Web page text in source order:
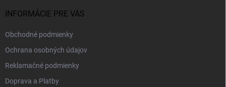
INFORMÁCIE PRE VÁS
Obchodné podmienky
Ochrana osobných údajov
Reklamačné podmienky
Doprava a Platby